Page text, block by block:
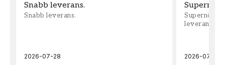
Snabb leverans.
Snabb leverans.
2026-07-28
leveran,
2026-07-22